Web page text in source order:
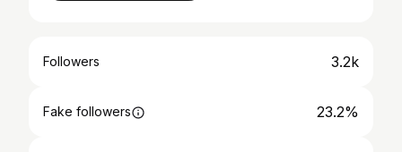
Followers 3.2k
Fake followers 23.2%